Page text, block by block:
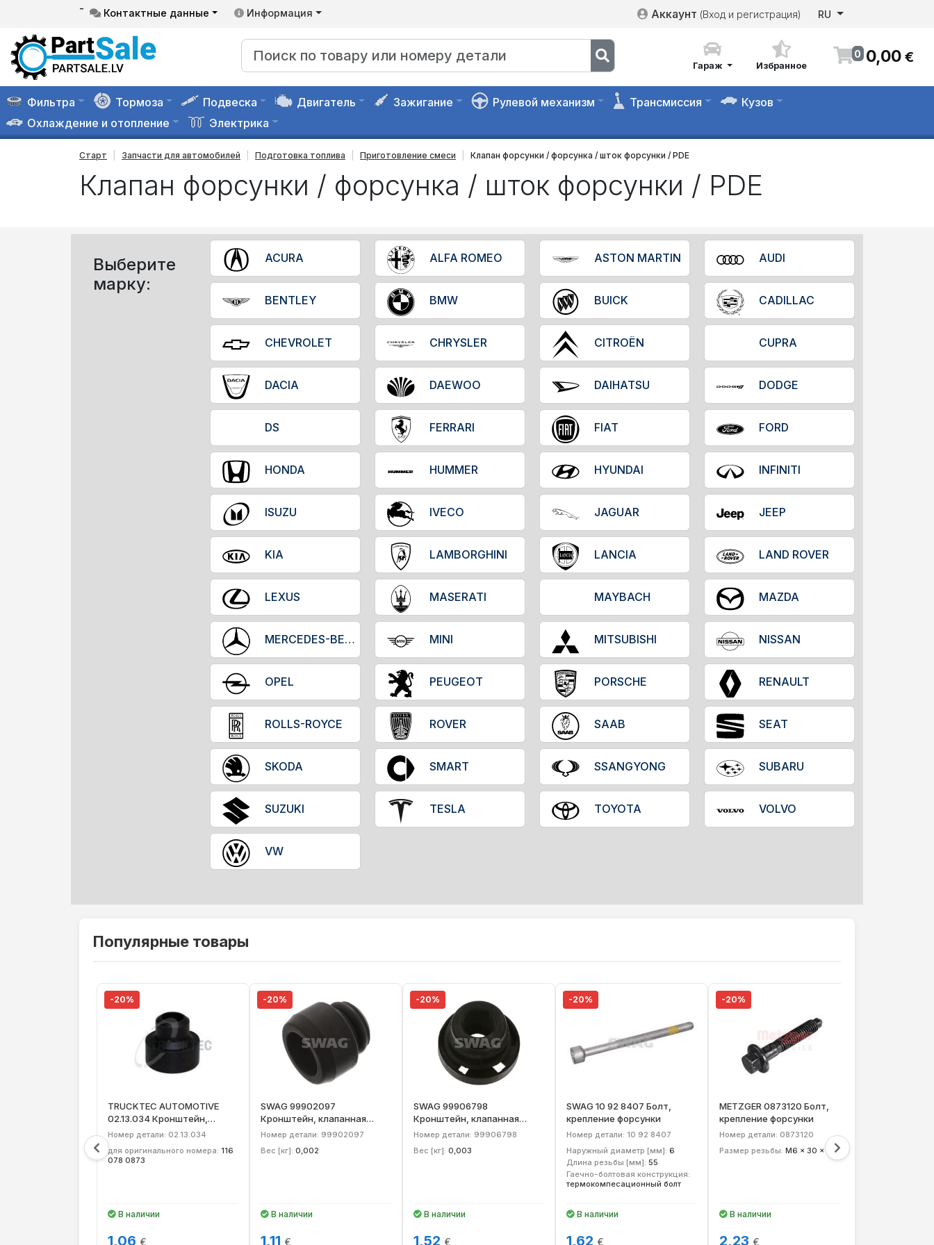
- Контактные данные Информация Аккаунт (Вход и регистрация) RU
Гараж Избранное
0 0,00 €
Фильтра Тормоза Подвеска Двигатель Зажигание Рулевой механизм Трансмиссия
Кузов
Охлаждение и отопление
Электрика
Старт Запчасти для автомобилей Подготовка топлива Приготовление смеси Клапан форсунки / форсунка / шток форсунки / PDE
Клапан форсунки / форсунка / шток форсунки / PDE
Выберите
марку:
ACURA ALFA ROMEO ASTON MARTIN AUDI
BENTLEY BMW BUICK CADILLAC
CHEVROLET CHRYSLER CITROËN CUPRA
DACIA DAEWOO DAIHATSU DODGE
DS FERRARI FIAT FORD
HONDA HUMMER HYUNDAI INFINITI
ISUZU IVECO JAGUAR JEEP
KIA LAMBORGHINI LANCIA LAND ROVER
LEXUS MASERATI MAYBACH MAZDA
MERCEDES-BENZ MINI MITSUBISHI NISSAN
OPEL PEUGEOT PORSCHE RENAULT
ROLLS-ROYCE ROVER SAAB SEAT
SKODA SMART SSANGYONG SUBARU
SUZUKI TESLA TOYOTA VOLVO
VW
Популярные товары
-20%
TRUCKTEC AUTOMOTIVE
02.13.034 Кронштейн,
клапанная форсунка
Номер детали: 02.13.034
для оригинального номера: 116
078 0873
В наличии
1,06 €
-20%
SWAG 99902097
Кронштейн, клапанная
форсунка
Номер детали: 99902097
Вес [кг]: 0,002
В наличии
1,11 €
-20%
SWAG 99906798
Кронштейн, клапанная
форсунка
Номер детали: 99906798
Вес [кг]: 0,003
В наличии
1,52 €
-20%
SWAG 10 92 8407 Болт,
крепление форсунки
Номер детали: 10 92 8407
Наружный диаметр [мм]: 6
Длина резьбы [мм]: 55
Гаечно-болтовая конструкция:
термокомпесационный болт
В наличии
1,62 €
-20%
METZGER 0873120 Болт,
крепление форсунки
Номер детали: 0873120
Размер резьбы: M6 x 30 x 33,4
В наличии
2,23 €